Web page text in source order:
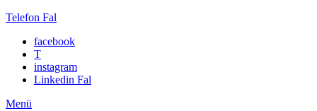
Telefon Fal
facebook
T
instagram
Linkedin Fal
Menü